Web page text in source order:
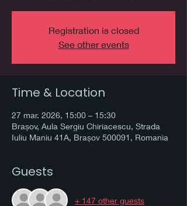
Registration is closed
See other events
Time & Location
27 mar. 2026, 15:00 – 15:30
Brașov, Aula Sergiu Chiriacescu, Strada
Iuliu Maniu 41A, Brașov 500091, Romania
Guests
+ 147 other guests